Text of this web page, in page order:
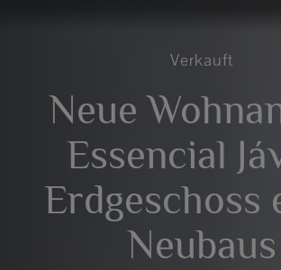
Verkauft
Neue
Essencial
Erdgeschoss
Neubaus